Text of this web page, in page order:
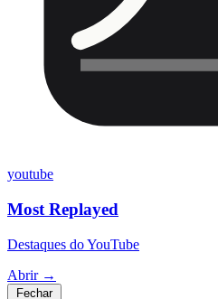
youtube
Most Replayed
Destaques do YouTube
Abrir →
Fechar